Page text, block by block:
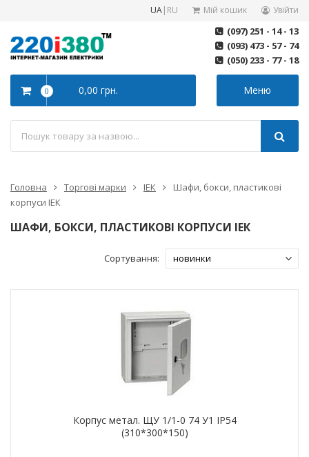
UA| RU Мій кошик Увійти
(097) 251 - 14 - 13
(093) 473 - 57 - 74
(050) 233 - 77 - 18
Меню
0 0,00 грн.
Головна Торгові марки ІЕК
Шафи, бокси, пластикові
корпуси ІЕК
ШАФИ, БОКСИ, ПЛАСТИКОВІ КОРПУСИ ІЕК
Сортування:
Корпус метал. ЩУ 1/1-0 74 У1 IP54
(310*300*150)